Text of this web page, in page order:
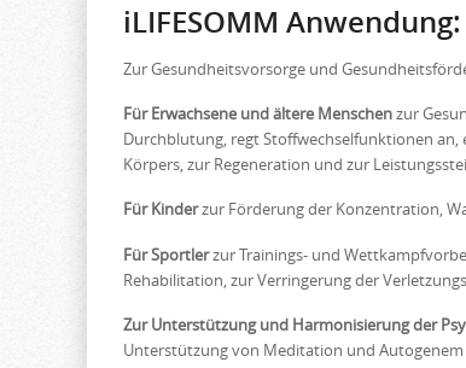
iLIFESOMM Anwendung:
Zur Gesundheitsvorsorge und
Für Erwachsene und ältere Menschenzur
Durchblutung, regt Stoffwechselfunktionen
Körpers, zur Regeneration und zur
Für Kinderzur Förderung der Konzentration,
Für Sportlerzur Trainings- und
Rehabilitation, zur Verringerung der
Zur Unterstützung und Harmonisierung der
Unterstützung von Meditation und